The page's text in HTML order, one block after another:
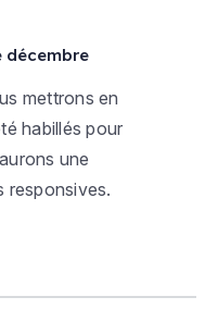
décembre
mettrons en
habillés pour
une
responsives.